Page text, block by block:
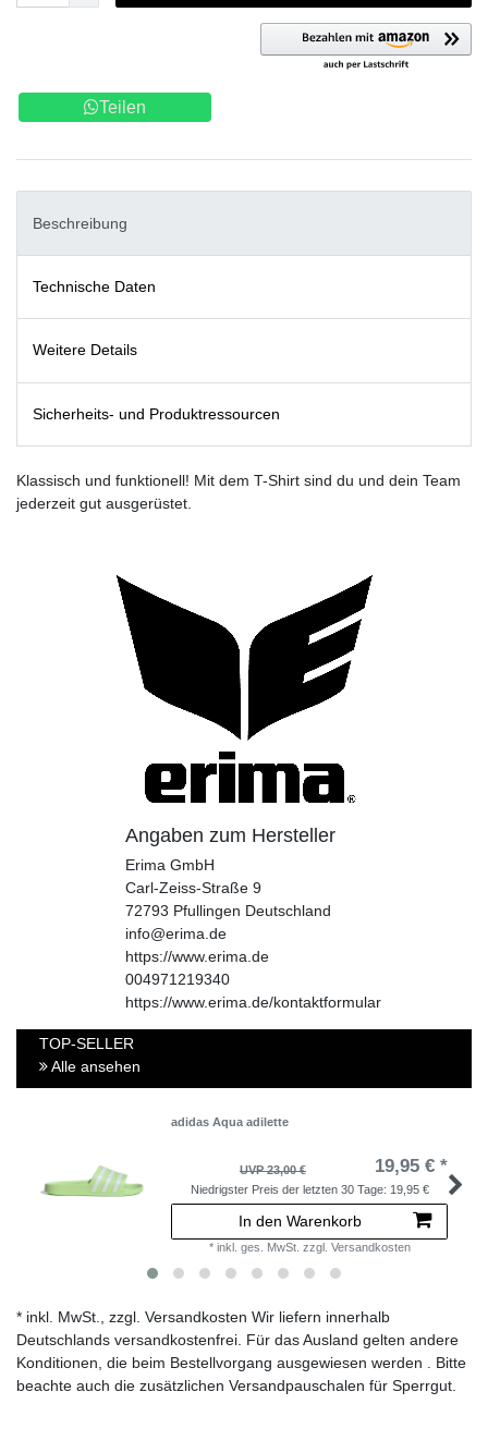
Teilen
Beschreibung
Technische Daten
Weitere Details
Sicherheits- und Produktressourcen
Klassisch und funktionell! Mit dem T-Shirt sind du und dein Team
jederzeit gut ausgerüstet.
Angaben zum Hersteller
Erima GmbH
Carl-Zeiss-Straße 9
72793 Pfullingen Deutschland
info@erima.de
https://www.erima.de
004971219340
https://www.erima.de/kontaktformular
TOP-SELLER
Alle ansehen
adidas Aqua adilette
UVP 23,00 € 19,95 € *
Niedrigster Preis der letzten 30 Tage: 19,95 €
In den Warenkorb
* inkl. ges. MwSt. zzgl. Versandkosten
* inkl. MwSt., zzgl. Versandkosten Wir liefern innerhalb
Deutschlands versandkostenfrei. Für das Ausland gelten andere
Konditionen, die beim Bestellvorgang ausgewiesen werden . Bitte
beachte auch die zusätzlichen Versandpauschalen für Sperrgut.